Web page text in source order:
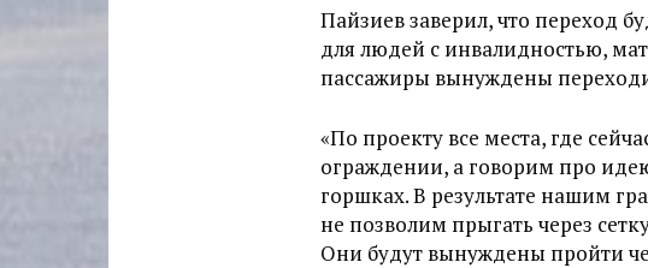
Пайзиев заверил, что переход
для людей с инвалидностью,
пассажиры вынуждены
«По проекту все места, где
ограждении, а говорим про
горшках. В результате нашим
не позволим прыгать через
Они будут вынуждены пройти